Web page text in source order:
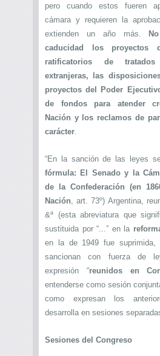
pero cuando estos fueren
cámara y requieren la
extienden un año más.
No
caducidad los proyectos
ratificatorios de
extranjeras, las
proyectos del Poder
de fondos para atender
Nación y los reclamos de
carácter.
“En la sanción de las leyes
fórmula: El Senado y la
de la Confederación (en
Nación , art. 73º) Argentina,
&ª (esta abreviatura que
sustituida por “...” en la
en la de 1949 fue suprimida,
sancionan con fuerza de
expresión “reunidos en
entenderse como sesión
como expresan los
desarrolla en sesiones
Sesiones del Congreso